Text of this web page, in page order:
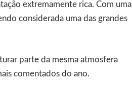
extremamente rica. Com uma
considerada uma das grandes
parte da mesma atmosfera
comentados do ano.